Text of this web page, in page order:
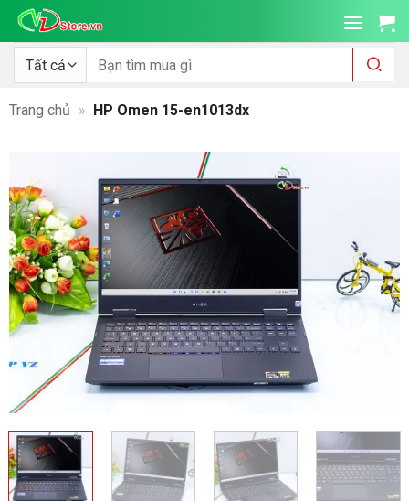
qua
dung
Tìm
kiếm:
Trang chủ » HP Omen 15-en1013dx